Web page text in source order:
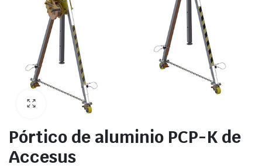
Pórtico de aluminio PCP-K de
Accesus